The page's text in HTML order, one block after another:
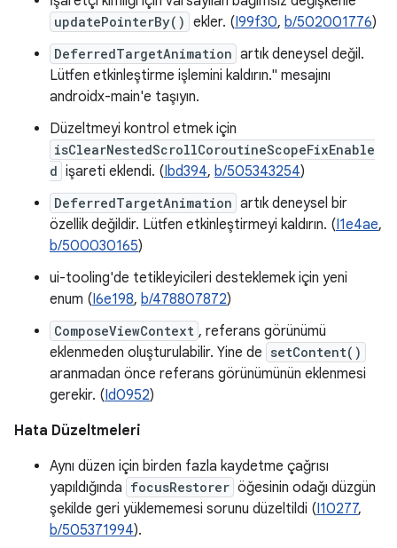
updatePointerBy() ekler. (I99f30, b/502001776)
DeferredTargetAnimation artık deneysel değil.
Lütfen etkinleştirme işlemini kaldırın." mesajını
androidx-main'e taşıyın.
Düzeltmeyi kontrol etmek için
isClearNestedScrollCoroutineScopeFixEnable
d işareti eklendi. (Ibd394, b/505343254)
DeferredTargetAnimation artık deneysel bir
özellik değildir. Lütfen etkinleştirmeyi kaldırın. (I1e4ae,
b/500030165)
ui-tooling'de tetikleyicileri desteklemek için yeni
enum (I6e198, b/478807872)
ComposeViewContext , referans görünümü
eklenmeden oluşturulabilir. Yine de setContent()
aranmadan önce referans görünümünün eklenmesi
gerekir. (Id0952)
Hata Düzeltmeleri
Aynı düzen için birden fazla kaydetme çağrısı
yapıldığında focusRestorer öğesinin odağı düzgün
şekilde geri yüklememesi sorunu düzeltildi (I10277,
b/505371994).